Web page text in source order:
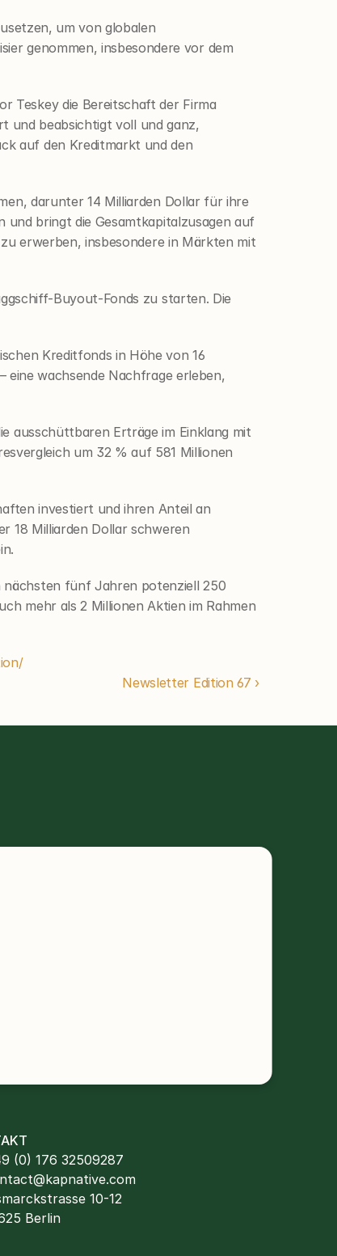
um von globalen
genommen, insbesondere vor dem
Teskey die Bereitschaft der Firma
und beabsichtigt voll und ganz,
auf den Kreditmarkt und den
darunter 14 Milliarden Dollar für ihre
und bringt die Gesamtkapitalzusagen auf
erwerben, insbesondere in Märkten mit
Buyout-Fonds zu starten. Die
Kreditfonds in Höhe von 16
eine wachsende Nachfrage erleben,
ausschüttbaren Erträge im Einklang mit
um 32 % auf 581 Millionen
investiert und ihren Anteil an
18 Milliarden Dollar schweren
nächsten fünf Jahren potenziell 250
mehr als 2 Millionen Aktien im Rahmen
Newsletter Edition 67 ›
(0) 176 32509287
10-12
Berlin